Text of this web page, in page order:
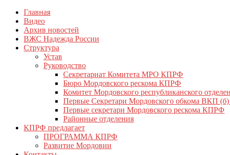
Перейти
содержимому
КПРФ Мордовия
Мордовское Региональное отделение КПРФ
Главная
Видео
Архив новостей
ВЖС Надежда России
Структура
Устав
Руководство
Секретариат Комитета МРО КПРФ
Бюро Мордовского рескома КПРФ
Комитет Мордовского республиканского
Первые Секретари Мордовского обкома ВКП
Первые секретари Мордовского рескома КПРФ
Районные отделения
КПРФ предлагает
ПРОГРАММА КПРФ
Развитие Мордовии